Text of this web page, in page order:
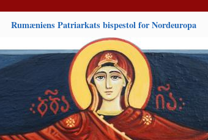
Rumæniens Patriarkats bispestol for Nordeuropa